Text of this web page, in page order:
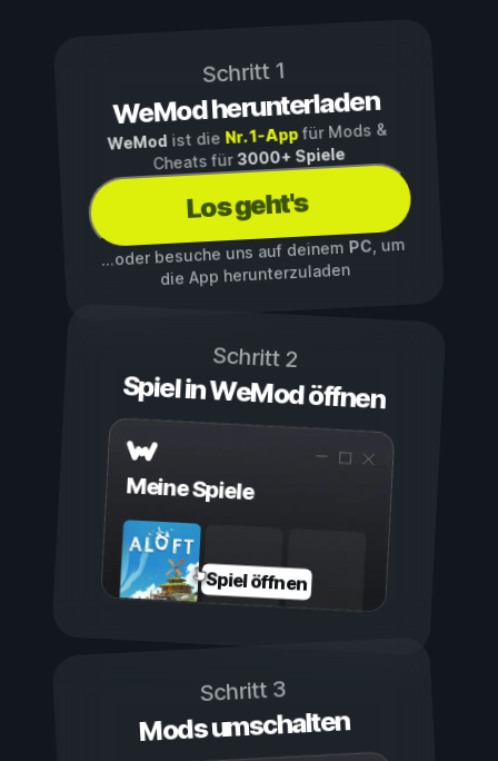
Schritt 1
WeMod herunterladen
WeMod ist die Nr. 1-Appfür Mods &
Cheats für3000+ Spiele
Los geht's
...oder besuche uns auf deinemPC, um
die App herunterzuladen
Schritt 2
Spiel in WeMod öffnen
Meine Spiele
Spiel öffnen
Schritt 3
Mods umschalten